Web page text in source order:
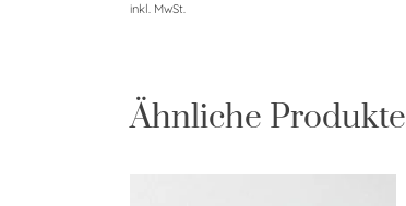
inkl. MwSt.
Ähnliche Produkte